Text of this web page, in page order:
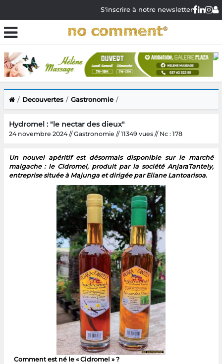
S'inscrire à notre newsletter
Decouvertes Gastronomie
Hydromel : "le nectar des dieux"
24 novembre 2024 // Gastronomie // 11349 vues // Nc : 178
Un nouvel apéritif est désormais disponible sur le marché
malgache : le Cidromel, produit par la société AnjaraTantely,
entreprise située à Majunga et dirigée par Eliane Lantoarisoa.
Comment est né le « Cidromel » ?